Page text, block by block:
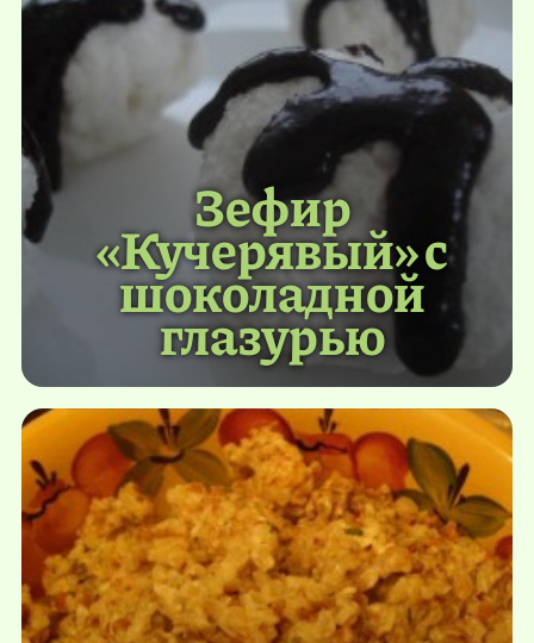
Зефир
«Кучерявый» с
шоколадной
глазурью